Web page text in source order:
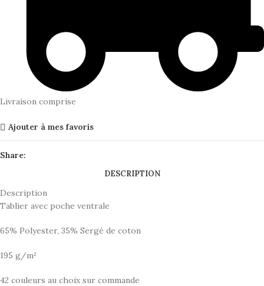
Livraison comprise
Ajouter à mes favoris
Share:
DESCRIPTION
Description
Tablier avec poche ventrale
65% Polyester, 35% Sergé de coton
195 g/m²
42 couleurs au choix sur commande